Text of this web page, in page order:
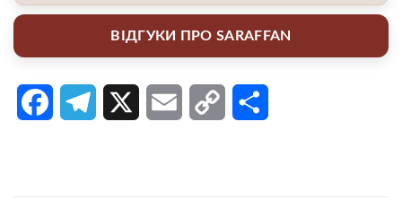
ВІДГУКИ ПРО SARAFFAN
FacebookTelegram Email Copy